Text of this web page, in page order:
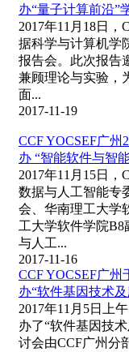
办“量子计算前沿”
2017年11月18日，
据科学与计算机学
报告会。此次报告
兼顾理论与实验，
面...
2017-11-19
CCF YOCSEF广州
办 “智能软件与智
2017年11月15日，
数据与人工智能专
会、华南理工大学
工大学软件学院
与人工...
2017-11-16
CCF YOCSEF广州
办“软件基因技术
2017年11月5日上
办了“软件基因技
讨会由CCF广州分